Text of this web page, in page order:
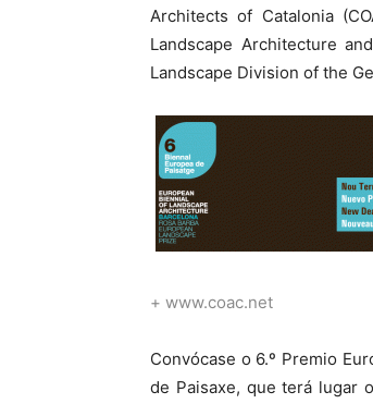
Architects of Catalonia
Landscape Architecture
Landscape Division of the
+ www.coac.net
Convócase o 6.º Premio
de Paisaxe, que terá lugar